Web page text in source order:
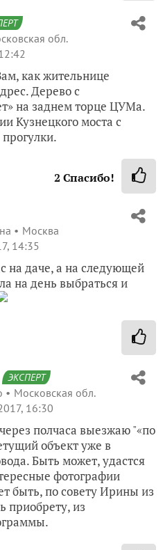
обл.
как жительнице
Дерево с
на заднем торце ЦУМа.
Кузнецкого моста с
2 Спасибо!
Москва
14:35
на даче, а на следующей
на день выбраться и
ЭКСПЕРТ
Московская обл.
16:30
полчаса выезжаю "«по
объект уже в
Быть может, удастся
фотографии
быть, по совету Ирины из
приобрету, из